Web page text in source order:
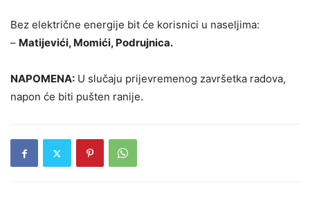
Bez električne energije bit će korisnici u naseljima:
– Matijevići, Momići, Podrujnica.
NAPOMENA: U slučaju prijevremenog završetka radova,
napon će biti pušten ranije.